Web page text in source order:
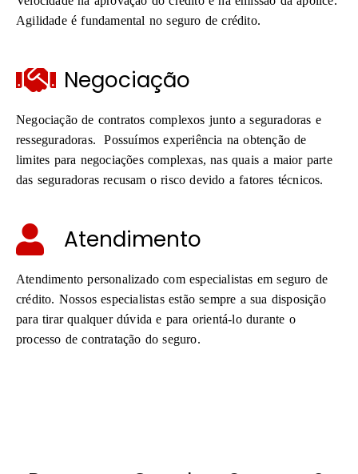
Agilidade é fundamental no seguro de crédito.
Negociação
Negociação de contratos complexos junto a seguradoras e
resseguradoras. Possuímos experiência na obtenção de
limites para negociações complexas, nas quais a maior parte
das seguradoras recusam o risco devido a fatores técnicos.
Atendimento
Atendimento personalizado com especialistas em seguro de
crédito. Nossos especialistas estão sempre a sua disposição
para tirar qualquer dúvida e para orientá-lo durante o
processo de contratação do seguro.